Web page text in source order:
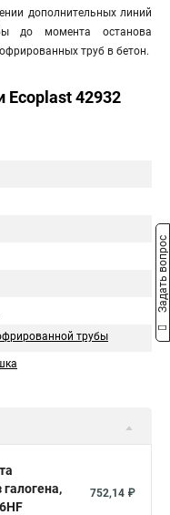
дополнительных линий
до момента останова
труб в бетон.
Ecoplast 42932
трубы
752,14 ₽
Задать вопрос